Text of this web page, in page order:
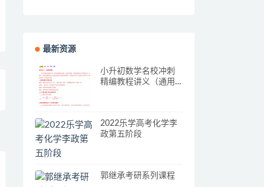
最新资源
小升初数学名校冲刺
精编教程讲义（通用
2022乐学高考化学李
政第五阶段
郭继承考研系列课程